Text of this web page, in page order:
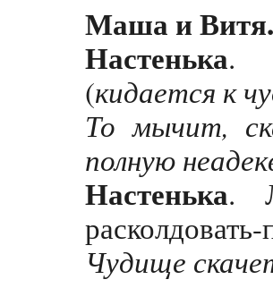
Маша и Витя.
Настенька.
(кидается к
То мычит,
полную
Настенька.
Чудище